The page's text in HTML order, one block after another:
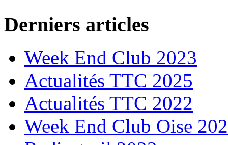
Derniers articles
Week End Club 2023
Actualités TTC 2025
Actualités TTC 2022
Week End Club Oise